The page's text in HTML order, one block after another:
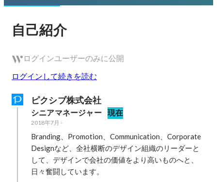
自己紹介
ログインユーザーのみに公開
ログインして続きを読む
ピクシブ株式会社
シニアマネージャー 現在
2018年7月 -
Branding、Promotion、Communication、Corporate
Designなど、全社横断のデザイン組織のリーダーと
して、デザインで会社の価値をより高いものへと、
日々奮闘しています。